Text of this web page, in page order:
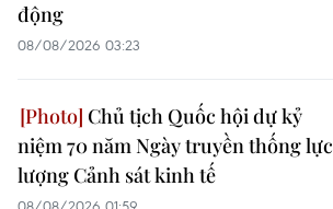
động
08/08/2026 03:23
Chủ tịch Quốc hội dự kỷ
niệm 70 năm Ngày truyền thống lực
lượng Cảnh sát kinh tế